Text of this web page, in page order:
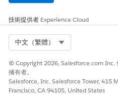
技術提供者 Experience Cloud
中文（繁體）
© Copyright 2026, Salesforce.com Inc.
擁有者。
Salesforce, Inc. Salesforce Tower, 415
Francisco, CA 94105, United States